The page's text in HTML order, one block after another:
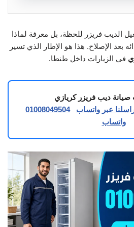
الديب فريزر للحظة، بل معرفة لماذا
بعد الإصلاح. هذا هو الإطار الذي تسير
في الزيارات داخل طنطا.
ديب فريزر كريازي
عبر واتساب
01008049504
واتساب